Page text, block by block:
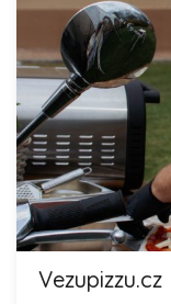
Vezupizzu.cz